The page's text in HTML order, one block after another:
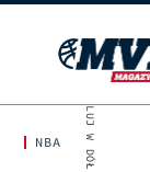
NBA SKROLUJ W DÓŁ